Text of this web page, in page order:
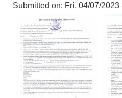
Submitted on: Fri, 04/07/2023